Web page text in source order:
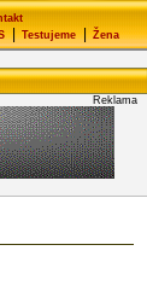
| Testujeme| Žena
Reklama